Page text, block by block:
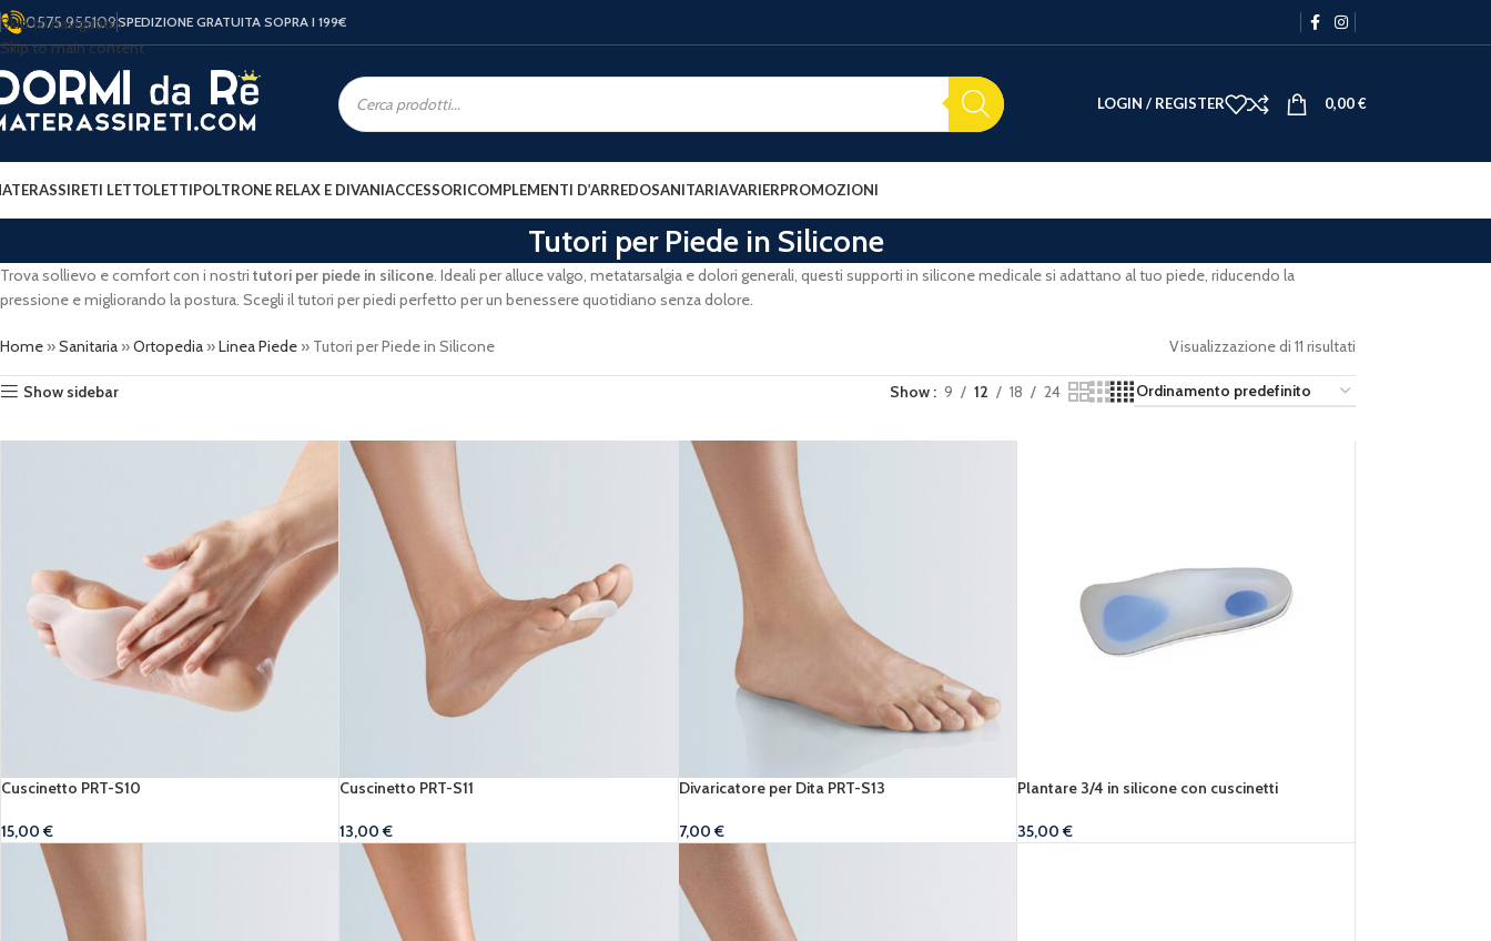
Skip to navigation
Skip to main content
0575 955109SPEDIZIONE GRATUITA SOPRA I 199€
LOGIN / REGISTER 0,00€
RETI LETTOLETTIPOLTRONE RELAX E DIVANIACCESSORICOMPLEMENTI D’ARREDOSANITARIAVARIERPROMOZIONI
Tutori per Piede in Silicone
Trova sollievo e comfort con i nostri tutori per piede in silicone. Ideali per alluce valgo, metatarsalgia e dolori generali, questi supporti in silicone medicale si adattano al tuo piede, riducendo la
pressione e migliorando la postura. Scegli il tutori per piedi perfetto per un benessere quotidiano senza dolore.
Home »Sanitaria »Ortopedia »Linea Piede » Tutori per Piede in Silicone Visualizzazione di 11 risultati
Show sidebar Show 9 12 18 24
Cuscinetto PRT-S10
15,00€
Cuscinetto PRT-S11
13,00€
Divaricatore per Dita PRT-S13
7,00€
Plantare 3/4 in silicone con cuscinetti
35,00€